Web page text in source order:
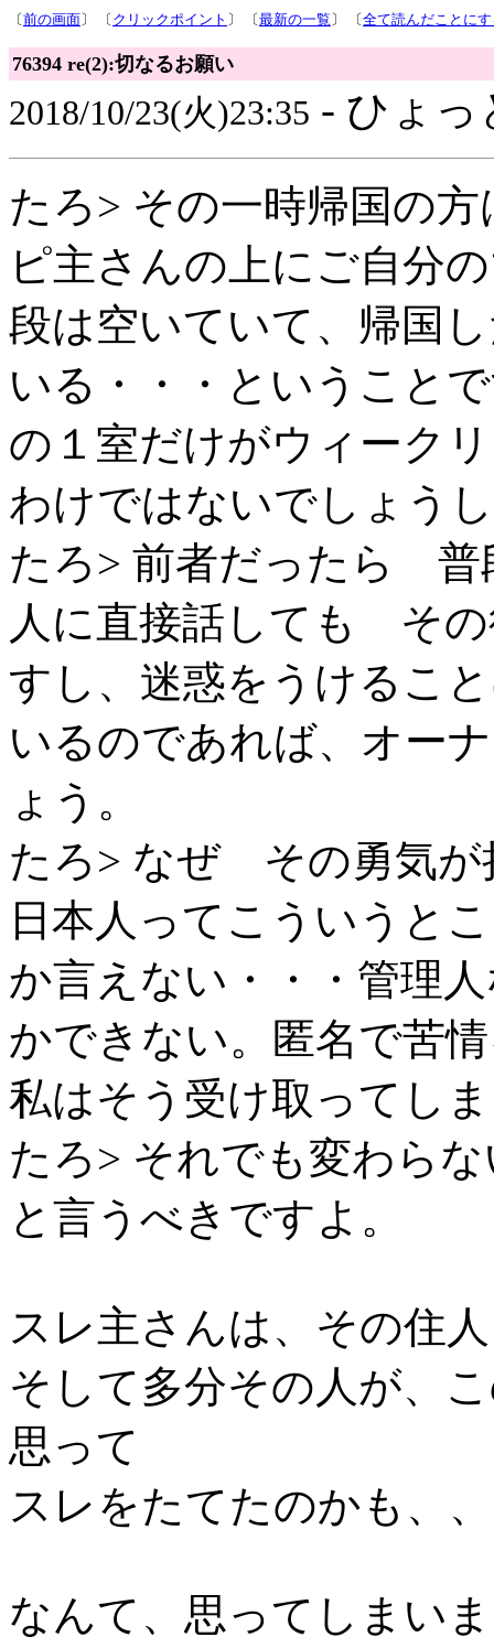
〔前の画面〕 〔 クリックポイント 〕 〔最新の一覧 〕 〔全て読んだことに
76394 re(2):切なるお願い
2018/10/23(火)23:35 - ひょ
たろ> その一時帰国の
ピ主さんの上にご自分
段は空いていて、帰国
いる・・・ということ
の１室だけがウィーク
わけではないでしょう
たろ> 前者だったら 普
人に直接話しても そ
すし、迷惑をうけるこ
いるのであれば、オー
ょう。
たろ> なぜ その勇気
日本人ってこういうと
か言えない・・・管理
かできない。匿名で苦
私はそう受け取ってし
たろ> それでも変わら
と言うべきですよ。
スレ主さんは、その住
そして多分その人が、
思って
スレをたてたのかも、
なんて、思ってしまい